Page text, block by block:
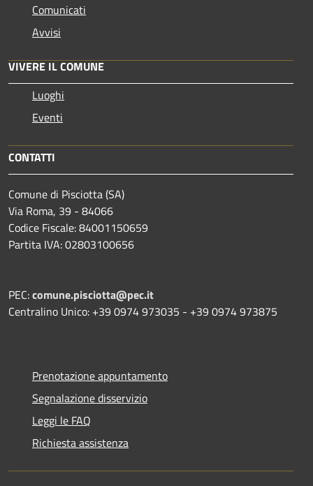
Comunicati
Avvisi
VIVERE IL COMUNE
Luoghi
Eventi
CONTATTI
Comune di Pisciotta (SA)
Via Roma, 39 - 84066
Codice Fiscale: 84001150659
Partita IVA: 02803100656
PEC:comune.pisciotta@pec.it
Centralino Unico: +39 0974 973035 - +39 0974 973875
Prenotazione appuntamento
Segnalazione disservizio
Leggi le FAQ
Richiesta assistenza